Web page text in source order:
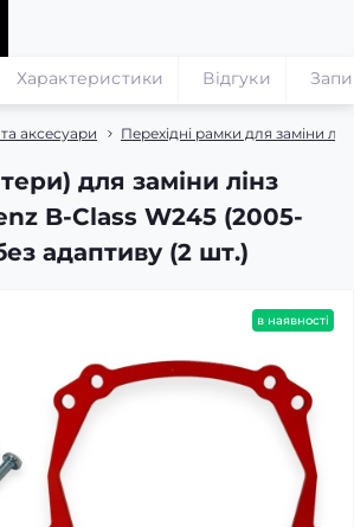
аксесуари Перехідні рамки для заміни
для заміни лінз
B-Class W245 (2005-
адаптиву (2 шт.)
Характеристики Відгуки
в наявності